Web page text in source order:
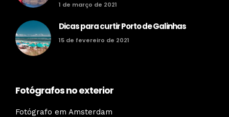
1 de março de 2021
Dicas para curtir Porto de Galinhas
15 de fevereiro de 2021
Fotógrafos no exterior
Fotógrafo em Amsterdam